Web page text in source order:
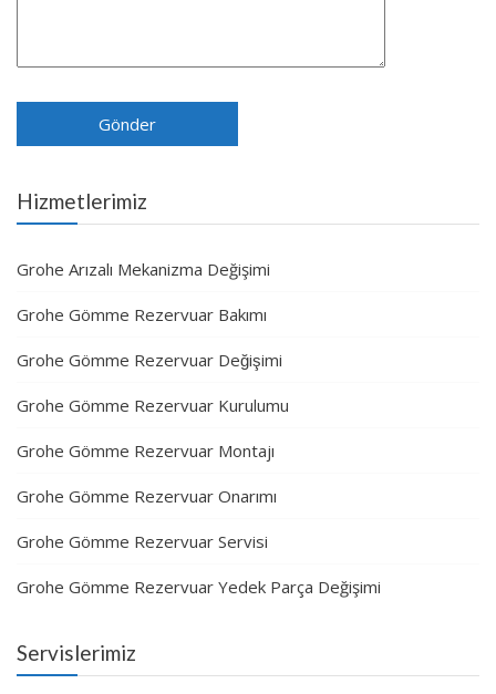
Hizmetlerimiz
Grohe Arızalı Mekanizma Değişimi
Grohe Gömme Rezervuar Bakımı
Grohe Gömme Rezervuar Değişimi
Grohe Gömme Rezervuar Kurulumu
Grohe Gömme Rezervuar Montajı
Grohe Gömme Rezervuar Onarımı
Grohe Gömme Rezervuar Servisi
Grohe Gömme Rezervuar Yedek Parça Değişimi
Servislerimiz